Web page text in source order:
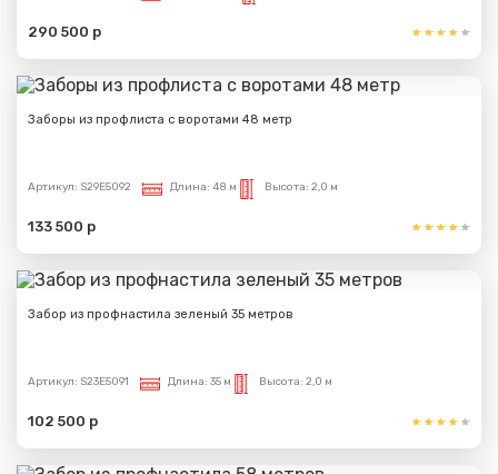
290 500 р
Заборы из профлиста с воротами 48 метр
Артикул: S29E5092 Длина: 48 м Высота: 2,0 м
133 500 р
Забор из профнастила зеленый 35 метров
Артикул: S23E5091 Длина: 35 м Высота: 2,0 м
102 500 р